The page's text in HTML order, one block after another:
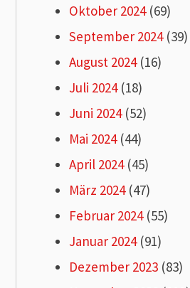
Oktober 2024(69)
September 2024(39)
August 2024(16)
Juli 2024(18)
Juni 2024(52)
Mai 2024(44)
April 2024(45)
März 2024(47)
Februar 2024(55)
Januar 2024(91)
Dezember 2023 (83)